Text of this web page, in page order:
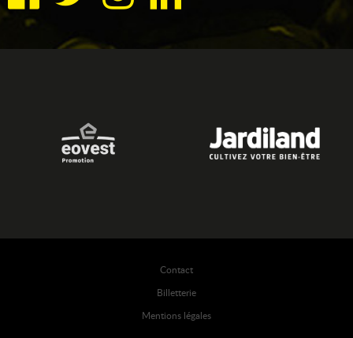
Contact
Billetterie
Mentions légales